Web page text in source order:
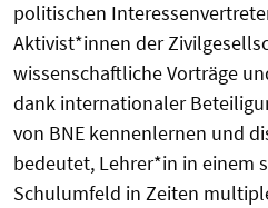
politischen
Aktivist*innen der
wissenschaftliche Vorträge
dank internationaler
von BNE kennenlernen und
bedeutet, Lehrer*in in einem
Schulumfeld in Zeiten